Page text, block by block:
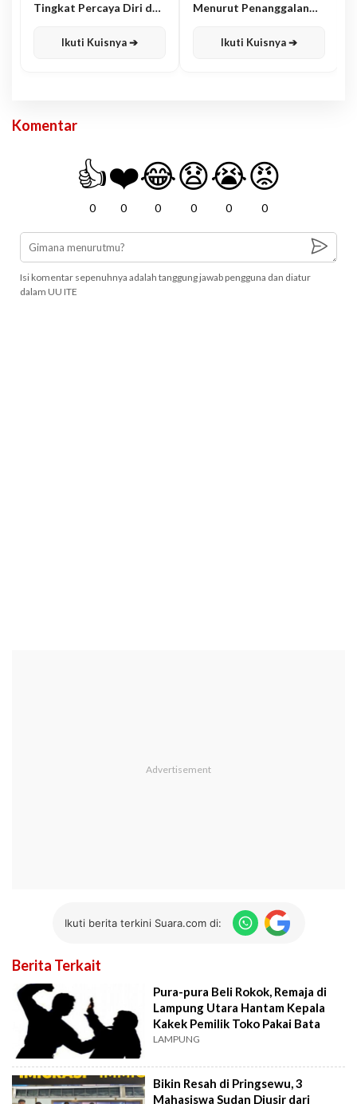
Tingkat Percaya Diri dan
Ikuti Kuisnya ➔
Menurut Penanggalan
Ikuti Kuisnya ➔
Komentar
👍
0
❤️
0
😂
0
😧
0
😭
0
😡
0
Isi komentar sepenuhnya adalah tanggung jawab pengguna dan diatur
dalam UU ITE
Ikuti berita terkini Suara.com di:
Berita Terkait
Pura-pura Beli Rokok, Remaja di
Lampung Utara Hantam Kepala
Kakek Pemilik Toko Pakai Bata
LAMPUNG
Bikin Resah di Pringsewu, 3
Mahasiswa Sudan Diusir dari